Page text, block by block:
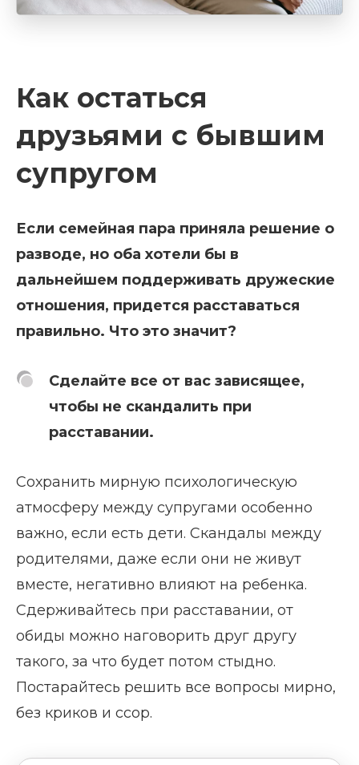
Как остаться
друзьями с бывшим
супругом
Если семейная пара приняла решение о
разводе, но оба хотели бы в
дальнейшем поддерживать дружеские
отношения, придется расставаться
правильно. Что это значит?
Сделайте все от вас зависящее,
чтобы не скандалить при
расставании.
Сохранить мирную психологическую
атмосферу между супругами особенно
важно, если есть дети. Скандалы между
родителями, даже если они не живут
вместе, негативно влияют на ребенка.
Сдерживайтесь при расставании, от
обиды можно наговорить друг другу
такого, за что будет потом стыдно.
Постарайтесь решить все вопросы мирно,
без криков и ссор.